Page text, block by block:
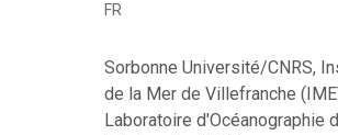
FR
Sorbonne Université/CNRS,
de la Mer de Villefranche
Laboratoire d'Océanographie